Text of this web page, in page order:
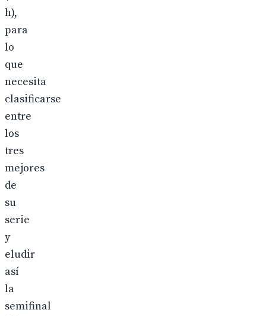
h),
para
lo
que
necesita
clasificarse
entre
los
tres
mejores
de
su
serie
y
eludir
así
la
semifinal